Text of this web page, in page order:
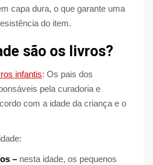
capa dura, o que garante uma
do item.
são os livros?
infantis: Os pais dos
pela curadoria e
com a idade da criança e o
– nesta idade, os pequenos